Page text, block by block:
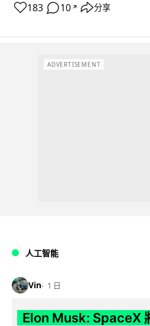
183 10 ↗ 分享
ADVERTISEMENT
人工智能
Vin 1 日
Elon Musk: SpaceX